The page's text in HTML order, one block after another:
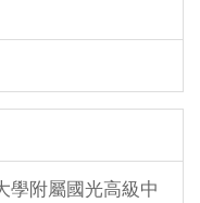
學附屬國光高級中